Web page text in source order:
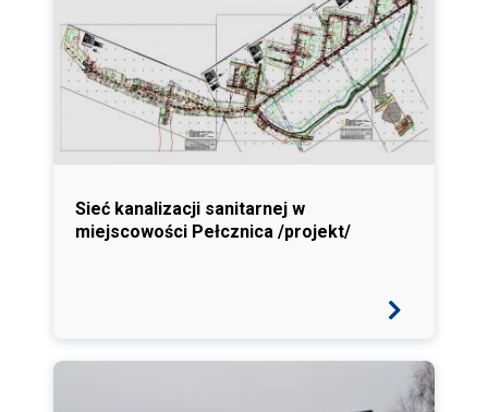
Sieć kanalizacji sanitarnej w
miejscowości Pełcznica /projekt/